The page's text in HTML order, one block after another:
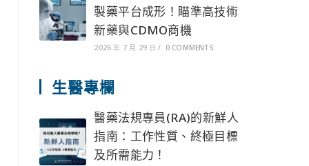
製藥平台成形！瞄準高技術
新藥與CDMO商機
2026 年 7 月 29 日 / 0 COMMENTS
生醫專欄
醫藥法規專員(RA)的新鮮人
指南：工作性質、終極目標
及所需能力！